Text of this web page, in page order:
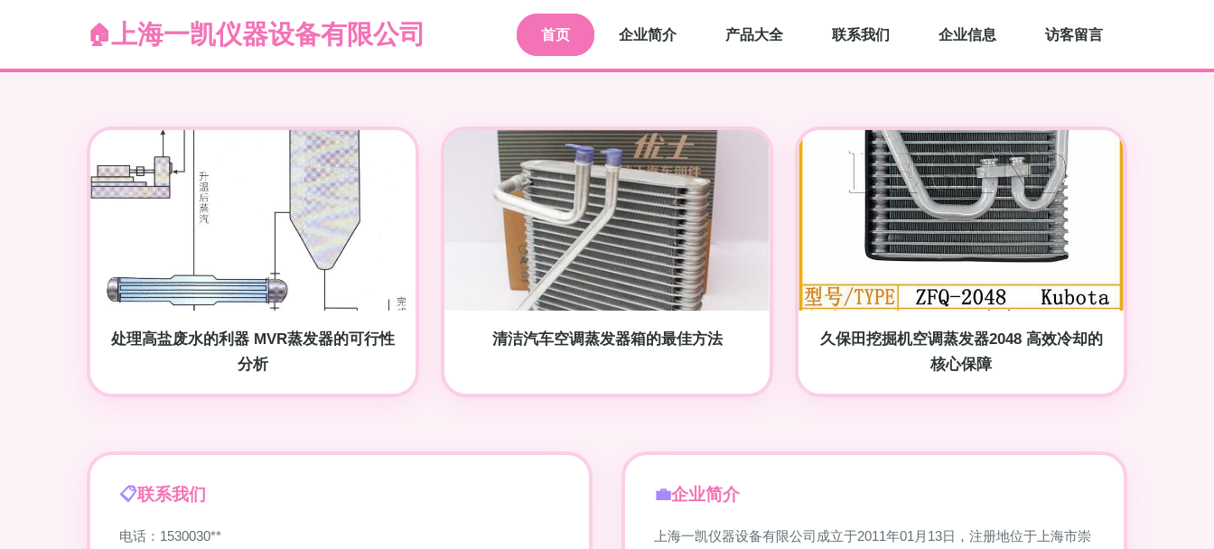
上海一凯仪器设备有限公司 首页 企业简介 产品大全 联系我们 企业信息 访客留言
处理高盐废水的利器 MVR蒸发器的可行性
分析
清洁汽车空调蒸发器箱的最佳方法
久保田挖掘机空调蒸发器2048 高效冷却的
核心保障
联系我们
电话：1530030**
企业简介
上海一凯仪器设备有限公司成立于2011年01月13日，注册地位于上海市崇